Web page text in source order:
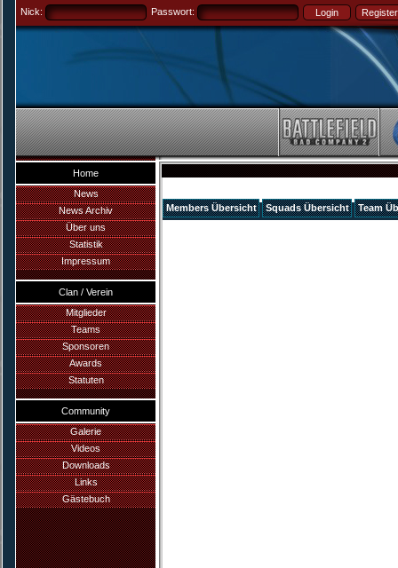
Nick: Passwort:
Home
News
News Archiv
Über uns
Statistik
Impressum
Clan / Verein
Mitglieder
Teams
Sponsoren
Awards
Statuten
Community
Galerie
Videos
Downloads
Links
Gästebuch
Members Übersicht Squads Übersicht Team